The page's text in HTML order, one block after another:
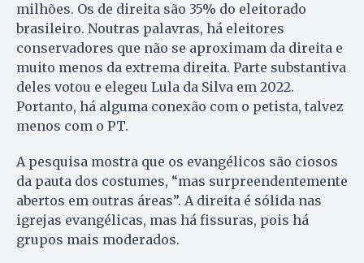
milhões. Os de direita são 35% do eleitorado
brasileiro. Noutras palavras, há eleitores
conservadores que não se aproximam da direita e
muito menos da extrema direita. Parte substantiva
deles votou e elegeu Lula da Silva em 2022.
Portanto, há alguma conexão com o petista, talvez
menos com o PT.
A pesquisa mostra que os evangélicos são ciosos
da pauta dos costumes, “mas surpreendentemente
abertos em outras áreas”. A direita é sólida nas
igrejas evangélicas, mas há fissuras, pois há
grupos mais moderados.